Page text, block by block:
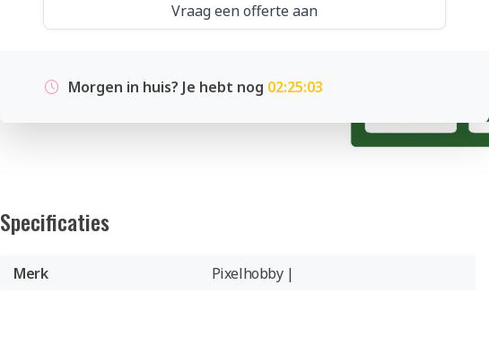
Vraag een offerte aan
Morgen in huis? Je hebt nog 02:25:02
Specificaties
Merk Pixelhobby |